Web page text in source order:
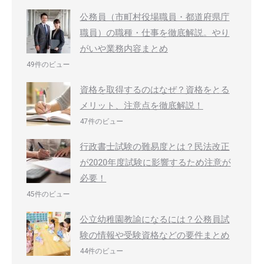
公務員（市町村役場職員・都道府県庁
職員）の職種・仕事を徹底解説。やり
がいや業務内容まとめ
49件のビュー
資格を取得するのはなぜ？資格をとる
メリット、注意点を徹底解説！
47件のビュー
行政書士試験の難易度とは？民法改正
が2020年度試験に影響するため注意が
必要！
45件のビュー
公立幼稚園教諭になるには？公務員試
験の情報や受験資格などの要件まとめ
44件のビュー